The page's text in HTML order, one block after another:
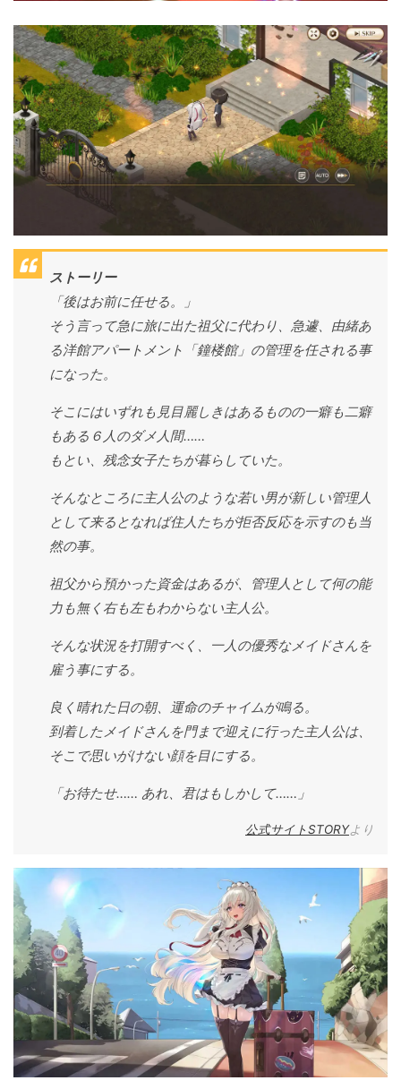
ストーリー
「後はお前に任せる。」
そう言って急に旅に出た祖父に代わり、急遽、由緒あ
る洋館アパートメント「鐘楼館」の管理を任される事
になった。
そこにはいずれも見目麗しきはあるものの一癖も二癖
もある６人のダメ人間……
もとい、残念女子たちが暮らしていた。
そんなところに主人公のような若い男が新しい管理人
として来るとなれば住人たちが拒否反応を示すのも当
然の事。
祖父から預かった資金はあるが、管理人として何の能
力も無く右も左もわからない主人公。
そんな状況を打開すべく、一人の優秀なメイドさんを
雇う事にする。
良く晴れた日の朝、運命のチャイムが鳴る。
到着したメイドさんを門まで迎えに行った主人公は、
そこで思いがけない顔を目にする。
「お待たせ…… あれ、君はもしかして……」
公式サイトSTORYより